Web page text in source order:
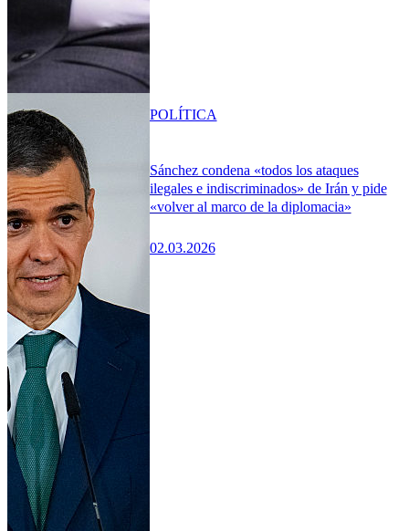
Sánchez condena «todos los ataques
ilegales e indiscriminados» de Irán y pide
«volver al marco de la diplomacia»
02.03.2026
POLÍTICA